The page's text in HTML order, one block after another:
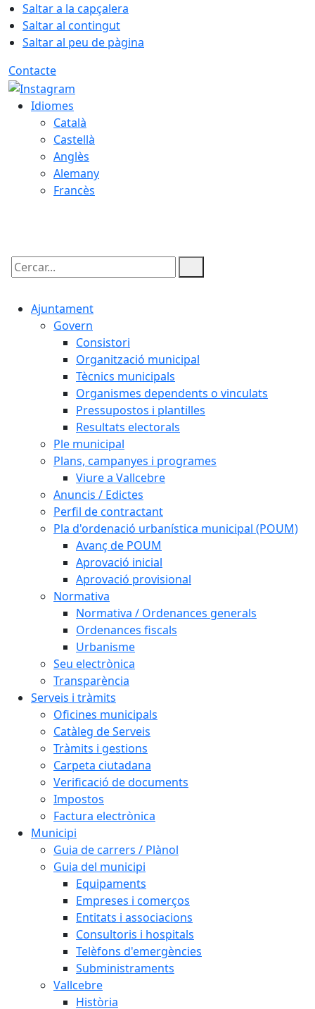
Saltar a la capçalera
Saltar al contingut
Saltar al peu de pàgina
Contacte
Idiomes
Català
Castellà
Anglès
Alemany
Francès
Cercar:
Ajuntament
Govern
Consistori
Organització municipal
Tècnics municipals
Organismes dependents o vinculats
Pressupostos i plantilles
Resultats electorals
Ple municipal
Plans, campanyes i programes
Viure a Vallcebre
Anuncis / Edictes
Perfil de contractant
Pla d'ordenació urbanística municipal (POUM)
Avanç de POUM
Aprovació inicial
Aprovació provisional
Normativa
Normativa / Ordenances generals
Ordenances fiscals
Urbanisme
Seu electrònica
Transparència
Serveis i tràmits
Oficines municipals
Catàleg de Serveis
Tràmits i gestions
Carpeta ciutadana
Verificació de documents
Impostos
Factura electrònica
Municipi
Guia de carrers / Plànol
Guia del municipi
Equipaments
Empreses i comerços
Entitats i associacions
Consultoris i hospitals
Telèfons d'emergències
Subministraments
Vallcebre
Història